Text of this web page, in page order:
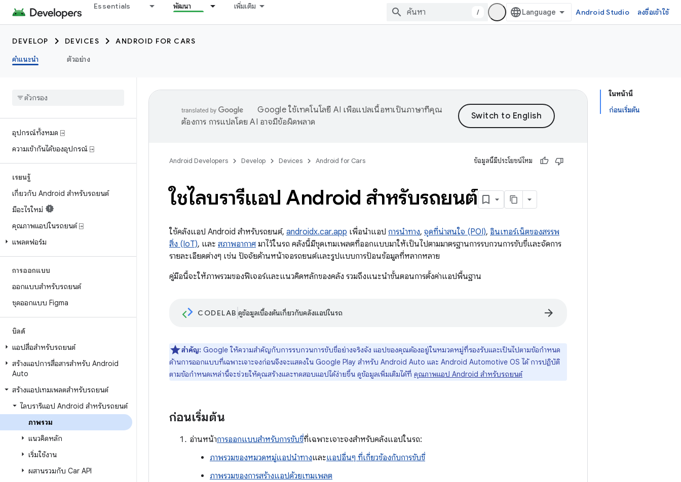
Essentials พัฒนา เพิ่มเติม
/ Android Studio ลงชื่อเข้าใช้
DEVELOP DEVICES
ANDROID FOR CARS
คำแนะนำ
ตัวอย่าง
อุปกรณ์ทั้งหมด ⍈
ความเข้ากันได้ของอุปกรณ์ ⍈
เรียนรู้
เกี่ยวกับ Android สำหรับรถยนต์
มีอะไรใหม่
คุณภาพแอปในรถยนต์ ⍈
แพลตฟอร์ม
การออกแบบ
ออกแบบสำหรับรถยนต์
ชุดออกแบบ Figma
บิลด์
แอปสื่อสำหรับรถยนต์
สร้างแอปการสื่อสารสำหรับ Android
Auto
สร้างแอปเทมเพลตสำหรับรถยนต์
ไลบรารีแอป Android สำหรับรถยนต์
ภาพรวม
แนวคิดหลัก
เริ่มใช้งาน
ผสานรวมกับ Car API
ในหน้านี้
ก่อนเริ่มต้น
Google ใช้เทคโนโลยี AI เพื่อแปลเนื้อหาเป็นภาษาที่คุณ
ต้องการ การแปลโดย AI อาจมีข้อผิดพลาด
Android Developers Develop Devices Android for Cars ข้อมูลนี้มีประโยชน์ไหม
ใช้ไลบรารีแอป Android สำหรับรถยนต์
ใช้คลังแอป Android สำหรับรถยนต์, androidx.car.app เพื่อนำแอป การนำทาง, จุดที่น่าสนใจ (POI), อินเทอร์เน็ตของสรรพ
สิ่ง (IoT), และ สภาพอากาศ มาไว้ในรถ คลังนี้มีชุดเทมเพลตที่ออกแบบมาให้เป็นไปตามมาตรฐานการรบกวนการขับขี่และจัดการ
รายละเอียดต่างๆ เช่น ปัจจัยด้านหน้าจอรถยนต์และรูปแบบการป้อนข้อมูลที่หลากหลาย
คู่มือนี้จะให้ภาพรวมของฟีเจอร์และแนวคิดหลักของคลัง รวมถึงแนะนำขั้นตอนการตั้งค่าแอปพื้นฐาน
CODELAB ดูข้อมูลเบื้องต้นเกี่ยวกับคลังแอปในรถ arrow_forward
สำคัญ: Google ให้ความสำคัญกับการรบกวนการขับขี่อย่างจริงจัง แอปของคุณต้องอยู่ในหมวดหมู่ที่รองรับและเป็นไปตามข้อกำหนด
ด้านการออกแบบที่เฉพาะเจาะจงก่อนจึงจะแสดงใน Google Play สำหรับ Android Auto และ Android Automotive OS ได้ การปฏิบัติ
ตามข้อกำหนดเหล่านี้จะช่วยให้คุณสร้างและทดสอบแอปได้ง่ายขึ้น ดูข้อมูลเพิ่มเติมได้ที่ คุณภาพแอป Android สำหรับรถยนต์
ก่อนเริ่มต้น
อ่านหน้าการออกแบบสำหรับการขับขี่ที่เฉพาะเจาะจงสำหรับคลังแอปในรถ:
ภาพรวมของหมวดหมู่แอปนำทางและแอปอื่นๆ ที่เกี่ยวข้องกับการขับขี่
ภาพรวมของการสร้างแอปด้วยเทมเพลต